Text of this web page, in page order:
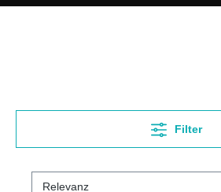
Filter